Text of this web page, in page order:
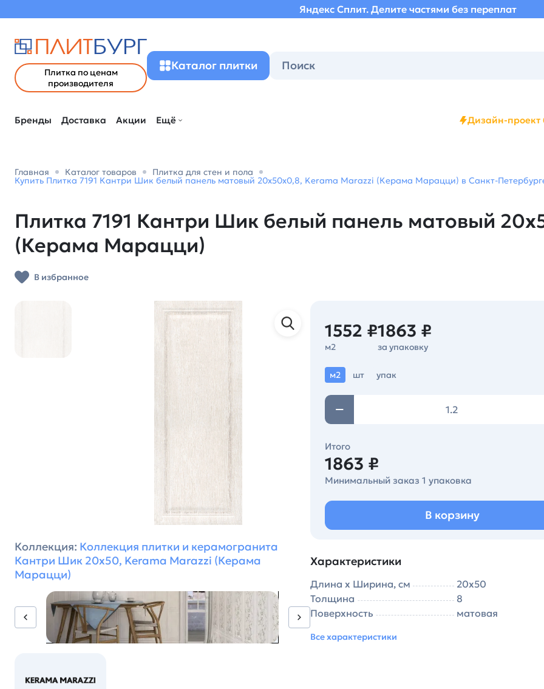
Яндекс Сплит. Делите частями без переплат
Плитка по ценам
производителя
Каталог плитки
Бренды Доставка Акции Ещё Дизайн-проект
Главная Каталог товаров Плитка для стен и пола
Купить Плитка 7191 Кантри Шик белый панель матовый 20x50x0,8, Kerama Marazzi (Керама Марацци) в Санкт-
Плитка 7191 Кантри Шик белый панель матовый
(Керама Марацци)
В избранное
Коллекция: Коллекция плитки и керамогранита
Кантри Шик 20х50, Kerama Marazzi (Керама
Марацци)
1552 ₽
м2
1863 ₽
за упаковку
м2 шт упак
Итого
1863 ₽
Минимальный заказ 1 упаковка
В корзину
Характеристики
Длина х Ширина, см
20х50
Толщина
8
Поверхность
матовая
Все характеристики